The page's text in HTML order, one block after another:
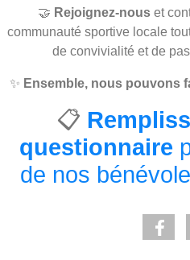
🤝 Rejoignez-nous et
communauté sportive locale
de convivialité et de
✨ Ensemble, nous pouvons
📋
questionnaire
de nos